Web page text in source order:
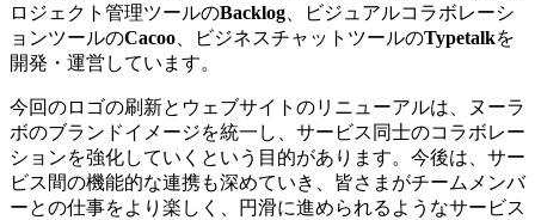
ロジェクト管理ツールのBacklog 、ビジュアルコラボレーシ
ョンツールのCacoo 、ビジネスチャットツールのTypetalkを
開発・運営しています。
今回のロゴの刷新とウェブサイトのリニューアルは、ヌーラ
ボのブランドイメージを統一し、サービス同士のコラボレー
ションを強化していくという目的があります。今後は、サー
ビス間の機能的な連携も深めていき、皆さまがチームメンバ
ーとの仕事をより楽しく、円滑に進められるようなサービス